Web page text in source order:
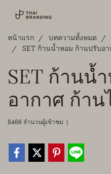
หน้าแรก บทความทั้งหมด
SET ก้านน้ำหอม ก้านปรับอ
SET ก้านน้
อากาศ ก้า
8466 จำนวนผู้เข้าชม |